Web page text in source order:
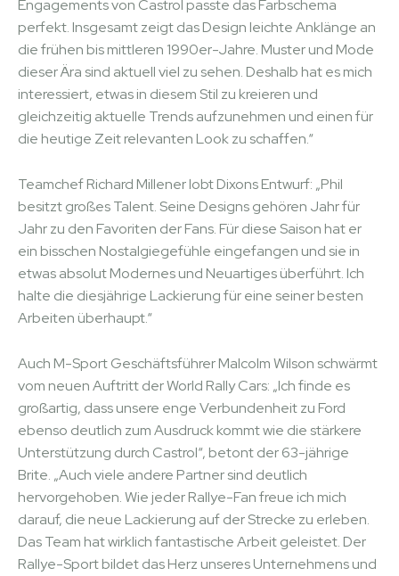
Engagements von Castrol passte das Farbschema
perfekt. Insgesamt zeigt das Design leichte Anklänge an
die frühen bis mittleren 1990er-Jahre. Muster und Mode
dieser Ära sind aktuell viel zu sehen. Deshalb hat es mich
interessiert, etwas in diesem Stil zu kreieren und
gleichzeitig aktuelle Trends aufzunehmen und einen für
die heutige Zeit relevanten Look zu schaffen.“
Teamchef Richard Millener lobt Dixons Entwurf: „Phil
besitzt großes Talent. Seine Designs gehören Jahr für
Jahr zu den Favoriten der Fans. Für diese Saison hat er
ein bisschen Nostalgiegefühle eingefangen und sie in
etwas absolut Modernes und Neuartiges überführt. Ich
halte die diesjährige Lackierung für eine seiner besten
Arbeiten überhaupt.“
Auch M-Sport Geschäftsführer Malcolm Wilson schwärmt
vom neuen Auftritt der World Rally Cars: „Ich finde es
großartig, dass unsere enge Verbundenheit zu Ford
ebenso deutlich zum Ausdruck kommt wie die stärkere
Unterstützung durch Castrol“, betont der 63-jährige
Brite. „Auch viele andere Partner sind deutlich
hervorgehoben. Wie jeder Rallye-Fan freue ich mich
darauf, die neue Lackierung auf der Strecke zu erleben.
Das Team hat wirklich fantastische Arbeit geleistet. Der
Rallye-Sport bildet das Herz unseres Unternehmens und